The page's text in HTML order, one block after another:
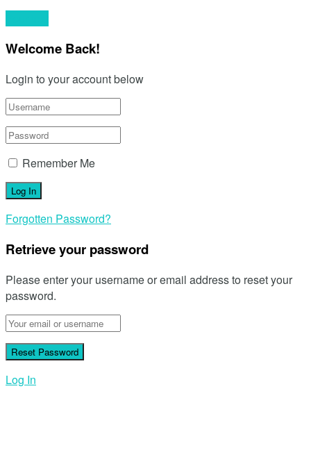
Welcome Back!
Login to your account below
Remember Me
Forgotten Password?
Retrieve your password
Please enter your username or email address to reset your
password.
Log In